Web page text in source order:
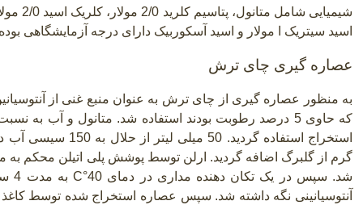
اسید سیتریک ا مولار و اسید آسکوربیک دارای درجه آزمایشگاهی
عصاره گیری چای ترش
به منظور عصاره گیری از چای ترش به عنوان منبع غنی از
گرم از گلبرگ اضافه گردید. ارلن توسط پوشش پلی اتیلن محکم به
شد. سپس در یک تکان دهنده مداری در دمای C°40 به